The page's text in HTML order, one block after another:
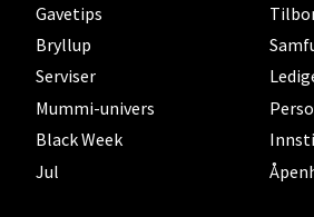
Gavetips
Bryllup
Serviser
Mummi-univers
Black Week
Jul
0 i butikk